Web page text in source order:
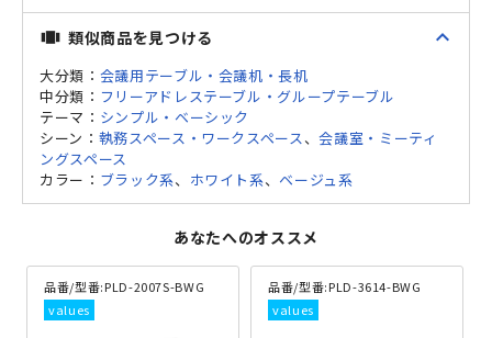
view_carousel 類似商品を見つける expand_less
大分類： 会議用テーブル・会議机・長机
中分類： フリーアドレステーブル・グループテーブル
テーマ： シンプル・ベーシック
シーン： 執務スペース・ワークスペース 、会議室・ミーティ
ングスペース
カラー： ブラック系、 ホワイト系、 ベージュ系
あなたへのオススメ
品番/型番:PLD-2007S-BWG 品番/型番:PLD-3614-BWG